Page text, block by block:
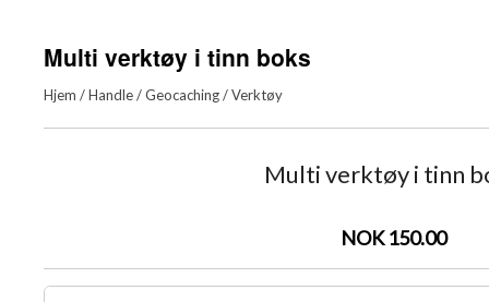
Multi verktøy i tinn boks
Hjem /Handle/Geocaching/Verktøy
Multi verktøy i tinn
NOK 150.00